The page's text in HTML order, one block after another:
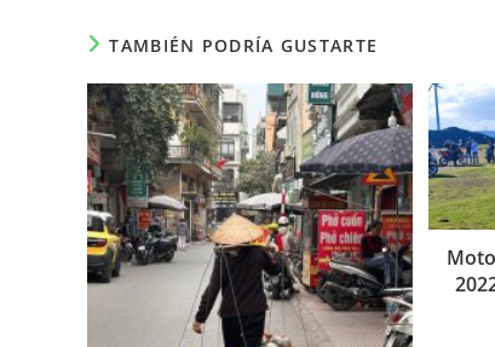
TAMBIÉN PODRÍA GUSTARTE